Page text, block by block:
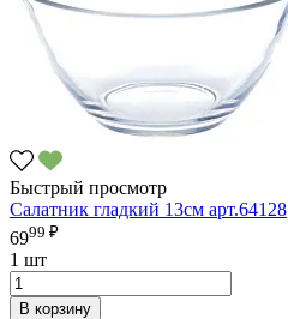
Быстрый просмотр
Салатник гладкий 13см арт.64128
6999 ₽
1 шт
В корзину